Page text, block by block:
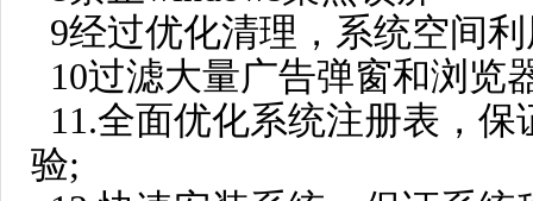
9经过优化清理，系统空间
10过滤大量广告弹窗和浏览
11.全面优化系统注册表，
验;